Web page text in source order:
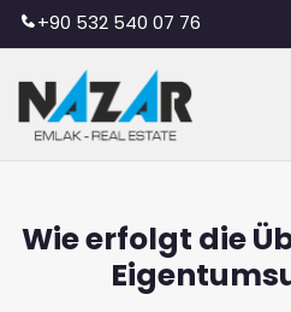
+90 532 540 07 76
Wie erfolgt die